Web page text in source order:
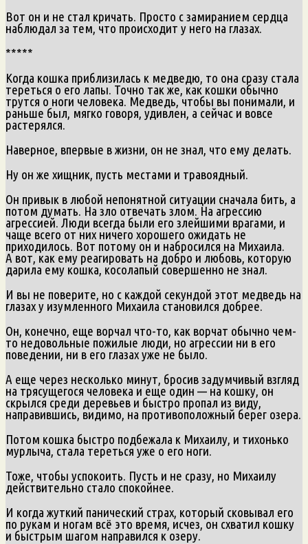
Вот он и не стал кричать. Просто с замиранием сердца
наблюдал за тем, что происходит у него на глазах.
*****
Когда кошка приблизилась к медведю, то она сразу стала
тереться о его лапы. Точно так же, как кошки обычно
трутся о ноги человека. Медведь, чтобы вы понимали, и
раньше был, мягко говоря, удивлен, а сейчас и вовсе
растерялся.
Наверное, впервые в жизни, он не знал, что ему делать.
Ну он же хищник, пусть местами и травоядный.
Он привык в любой непонятной ситуации сначала бить, а
потом думать. На зло отвечать злом. На агрессию
агрессией. Люди всегда были его злейшими врагами, и
чаще всего от них ничего хорошего ожидать не
приходилось. Вот потому он и набросился на Михаила.
А вот, как ему реагировать на добро и любовь, которую
дарила ему кошка, косолапый совершенно не знал.
И вы не поверите, но с каждой секундой этот медведь на
глазах у изумленного Михаила становился добрее.
Он, конечно, еще ворчал что-то, как ворчат обычно чем-
то недовольные пожилые люди, но агрессии ни в его
поведении, ни в его глазах уже не было.
А еще через несколько минут, бросив задумчивый взгляд
на трясущегося человека и еще один — на кошку, он
скрылся среди деревьев и быстро пропал из виду,
направившись, видимо, на противоположный берег озера.
Потом кошка быстро подбежала к Михаилу, и тихонько
мурлыча, стала тереться уже о его ноги.
Тоже, чтобы успокоить. Пусть и не сразу, но Михаилу
действительно стало спокойнее.
И когда жуткий панический страх, который сковывал его
по рукам и ногам всё это время, исчез, он схватил кошку
и быстрым шагом направился к озеру.